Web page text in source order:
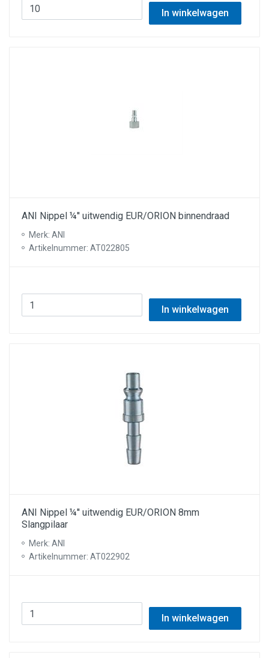
In winkelwagen
ANI Nippel ¼'' uitwendig EUR/ORION binnendraad
Merk: ANI
Artikelnummer: AT022805
In winkelwagen
ANI Nippel ¼'' uitwendig EUR/ORION 8mm
Slangpilaar
Merk: ANI
Artikelnummer: AT022902
In winkelwagen